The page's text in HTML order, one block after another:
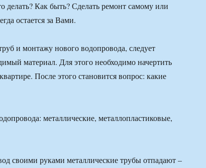
делать? Как быть? Сделать ремонт самому или
остается за Вами.
и монтажу нового водопровода, следует
материал. Для этого необходимо начертить
После этого становится вопрос: какие
металлические, металлопластиковые,
своими руками металлические трубы отпадают –